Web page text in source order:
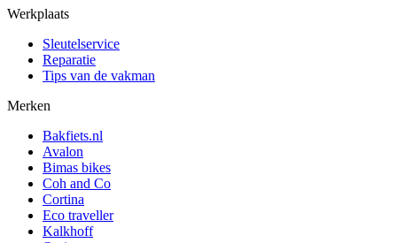
Werkplaats
Sleutelservice
Reparatie
Tips van de vakman
Merken
Bakfiets.nl
Avalon
Bimas bikes
Coh and Co
Cortina
Eco traveller
Kalkhoff